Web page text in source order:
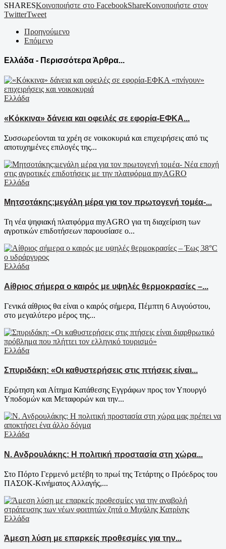
SHARESΚοινοποιήστε στο FacebookShareΚοινοποιήστε στον
TwitterTweet
Προηγούμενο
Επόμενο
Ελλάδα - Περισσότερα Άρθρα...
Ελλάδα
«Κόκκινα» δάνεια και οφειλές σε εφορία-ΕΦΚΑ...
Συσσωρεύονται τα χρέη σε νοικοκυριά και επιχειρήσεις από τις
αποτυχημένες επιλογές της...
Ελλάδα
Μητσοτάκης:μεγάλη μέρα για τον πρωτογενή τομέα-...
Τη νέα ψηφιακή πλατφόρμα myAGRO για τη διαχείριση των
αγροτικών επιδοτήσεων παρουσίασε ο...
Ελλάδα
Αίθριος σήμερα ο καιρός με υψηλές θερμοκρασίες –...
Γενικά αίθριος θα είναι ο καιρός σήμερα, Πέμπτη 6 Αυγούστου,
στο μεγαλύτερο μέρος της...
Ελλάδα
Σπυριδάκη: «Οι καθυστερήσεις στις πτήσεις είναι...
Ερώτηση και Αίτημα Κατάθεσης Εγγράφων προς τον Υπουργό
Υποδομών και Μεταφορών και την...
Ελλάδα
Ν. Ανδρουλάκης: Η πολιτική προστασία στη χώρα...
Στο Πόρτο Γερμενό μετέβη το πρωί της Τετάρτης ο Πρόεδρος του
ΠΑΣΟΚ-Κινήματος Αλλαγής,...
Ελλάδα
Άμεση λύση με επαρκείς προθεσμίες για την...